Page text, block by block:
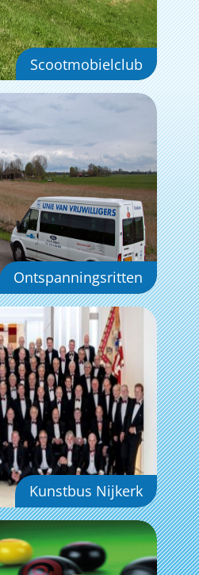
Scootmobielclub
Ontspanningsritten
Kunstbus Nijkerk